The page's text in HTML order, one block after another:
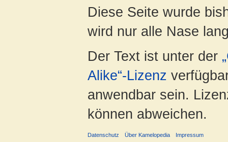
Diese Seite wurde
wird nur alle Nase
Der Text ist unter der
Alike“-Lizenz
anwendbar sein.
können abweichen.
Datenschutz Über Kamelopedia Impressum